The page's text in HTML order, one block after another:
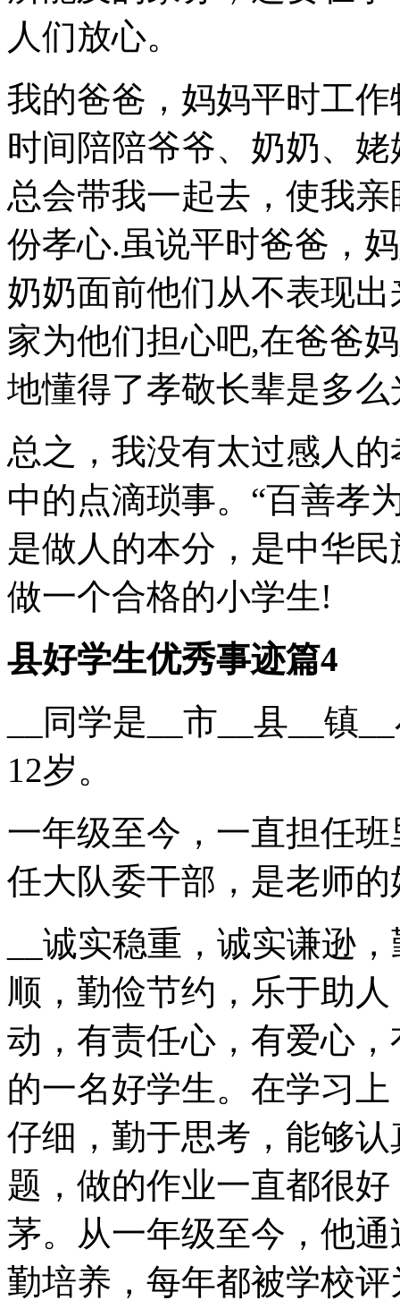
人们放心。
我的爸爸，妈妈平时工
时间陪陪爷爷、奶奶、
总会带我一起去，使我
份孝心.虽说平时爸爸，
奶奶面前他们从不表现
家为他们担心吧,在爸爸
地懂得了孝敬长辈是多
总之，我没有太过感人
中的点滴琐事。“百善孝
是做人的本分，是中华
做一个合格的小学生!
县好学生优秀事迹篇4
__同学是__市__县__镇
12岁。
一年级至今，一直担任
任大队委干部，是老师
__诚实稳重，诚实谦逊
顺，勤俭节约，乐于助
动，有责任心，有爱心
的一名好学生。在学习
仔细，勤于思考，能够
题，做的作业一直都很
茅。从一年级至今，他
勤培养，每年都被学校